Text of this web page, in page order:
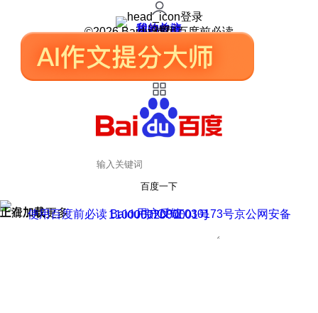
登录
我的关注
我的收藏
皮肤中心
用户反馈
设置
©2026 Baidu 使用百度前必读
百度一下
正在加载
上滑加载更多 用户反馈
使用百度前必读 Baidu 京ICP证030173号
京公网安备11000002000001号